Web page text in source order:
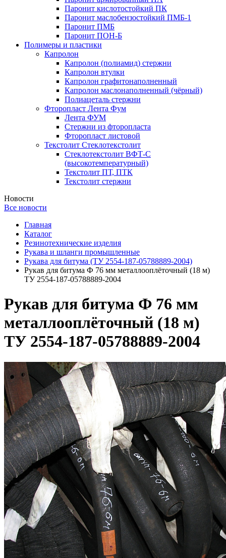
Паронит кислотостойкий ПК
Паронит маслобензостойкий ПМБ-1
Паронит ПМБ
Паронит ПОН-Б
Полимеры и пластики
Капролон
Капролон (полиамид) стержни
Капролон втулки
Капролон графитонаполненный
Капролон маслонаполненный (чёрный)
Полиацеталь стержни
Фторопласт Лента Фум
Лента ФУМ
Стержни из фторопласта
Фторопласт листовой
Текстолит Стеклотекстолит
Стеклотекстолит ВФТ-С
(высокотемпературный)
Текстолит ПТ, ПТК
Текстолит стержни
Новости
Все новости
Главная
Каталог
Резинотехнические изделия
Рукава и шланги промышленные
Рукава для битума (ТУ 2554-187-05788889-2004)
Рукав для битума Ф 76 мм металлооплёточный (18 м)
ТУ 2554-187-05788889-2004
Рукав для битума Ф 76 мм
металлооплёточный (18 м)
ТУ 2554-187-05788889-2004